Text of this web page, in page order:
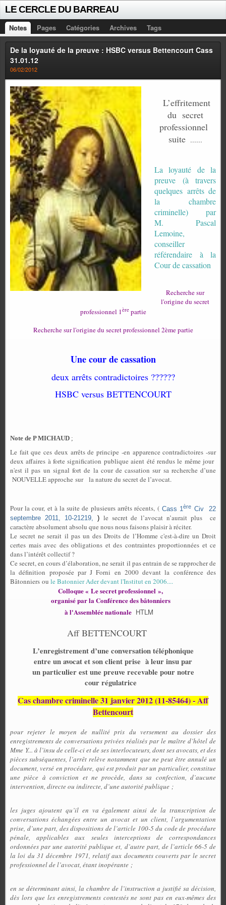
LE CERCLE DU BARREAU
Notes Pages Catégories Archives Tags
De la loyauté de la preuve : HSBC versus Bettencourt Cass
31.01.12
06/02/2012
L’effritement
du secret
professionnel
suite ......
La loyauté de la
preuve (à travers
quelques arrêts de
la chambre
criminelle) par
M. Pascal
Lemoine,
conseiller
référendaire à la
Cour de cassation
Recherche sur
l'origine du secret
professionnel 1èrepartie
Recherche sur l'origine du secret professionnel 2ème partie
Une cour de cassation
deux arrêts contradictoires ??????
HSBC versus BETTENCOURT
Note de P MICHAUD ;
Le fait que ces deux arrêtsde principe -en apparence contradictoires -sur
deux affaires à forte signification publique aient été rendus le même jour
n'est il pas un signal fort de la cour de cassation sur sa recherche d’une
NOUVELLEapproche sur la nature du secret de l’avocat.
Pour la cour, et à la suite de plusieurs arrêts récents, ( Cass 1ère Civ
22
septembre 2011, 10-21219, ) le secret de l’avocat n’aurait plus ce
caractère absolument absolu que nous nous faisons plaisir à réciter.
Le secret ne serait il pas un des Droits de l’Homme c'est-à-dire un Droit
certes mais avec des obligations et des contraintes proportionnées et ce
dans l’intérêt collectif ?
Ce secret, en cours d’élaboration, ne serait il pas entrain de se rapprocher de
la définition proposée par J Forni en 2000 devant la conférence des
Bâtonniers ou le Batonnier Ader devant l'Institut en 2006....
Colloque « Le secret professionnel »,
organisé par la Conférence des bâtonniers
à l'Assemblée nationale HTLM
Aff BETTENCOURT
L’enregistrement d’une conversation téléphonique
entre un avocat et son client prise à leur insu par
un particulier est une preuve recevable pour notre
cour régulatrice
Cas chambre criminelle 31 janvier 2012 (11-85464) -Aff
Bettencourt
pour rejeter le moyen de nullité pris du versement au dossier des
enregistrements de conversations privées réalisés par le maître d’hôtel de
Mme Y... à l’insu de celle-ci et de ses interlocuteurs, dont ses avocats, et des
pièces subséquentes, l’arrêt relève notamment que ne peut être annulé un
document, versé en procédure, qui est produit par un particulier, constitue
une pièce à conviction et ne procède, dans sa confection, d’aucune
intervention, directe ou indirecte, d’une autorité publique ;
les juges ajoutent qu’il en va également ainsi de la transcription de
conversations échangées entre un avocat et un client, l’argumentation
prise, d’une part, des dispositions de l’article 100-5 du code de procédure
pénale, applicables aux seules interceptions de correspondances
ordonnées par une autorité publique et, d’autre part, de l’article 66-5 de
la loi du 31 décembre 1971, relatif aux documents couverts par le secret
professionnel de l’avocat, étant inopérante ;
en se déterminant ainsi, la chambre de l’instruction a justifié sa décision,
dès lors que les enregistrements contestés ne sont pas en eux-mêmes des